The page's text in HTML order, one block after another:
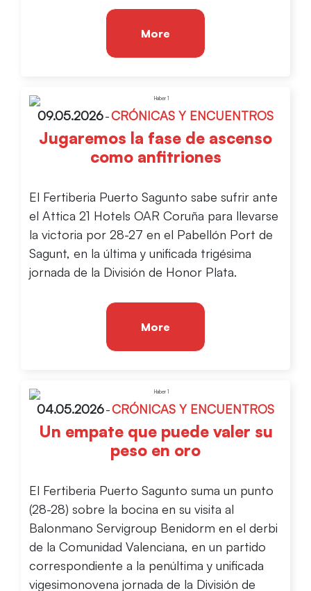
More
09.05.2026-CRÓNICAS Y ENCUENTROS
Jugaremos la fase de ascenso
como anfitriones
El Fertiberia Puerto Sagunto sabe sufrir ante
el Attica 21 Hotels OAR Coruña para llevarse
la victoria por 28-27 en el Pabellón Port de
Sagunt, en la última y unificada trigésima
jornada de la División de Honor Plata.
More
04.05.2026-CRÓNICAS Y ENCUENTROS
Un empate que puede valer su
peso en oro
El Fertiberia Puerto Sagunto suma un punto
(28-28) sobre la bocina en su visita al
Balonmano Servigroup Benidorm en el derbi
de la Comunidad Valenciana, en un partido
correspondiente a la penúltima y unificada
vigesimonovena jornada de la División de